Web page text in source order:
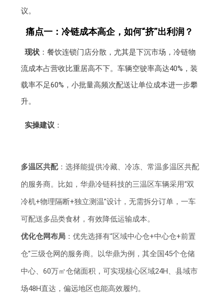
议。
痛点一：冷链成本高企，如何“挤”出利润？
现状：餐饮连锁门店分散，尤其是下沉市场，冷链物
流成本占营收比重居高不下。车辆空驶率高达40%，装
载率不足60%，小批量高频次配送让单位成本进一步攀
升。
实操建议 ：
多温区共配：选择能提供冷藏、冷冻、常温多温区共配
的服务商。比如，华鼎冷链科技的三温区车辆采用“双
冷机+物理隔断+独立测温”设计，无需拆分订单，一车
可配送多品类食材，有效降低运输成本。
优化仓网布局 ：优先选择有“区域中心仓+中心仓+前置
仓”三级仓网的服务商。以华鼎为例，其全国45个仓储
中心、60万㎡仓储面积，可实现核心区域24H、县域市
场48H直达，偏远地区也能高效履约。